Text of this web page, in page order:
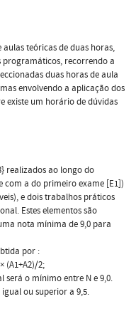
teóricas de duas horas,
programáticos, recorrendo a
duas horas de aula
envolvendo a aplicação dos
existe um horário de dúvidas
realizados ao longo do
com a do primeiro exame [E1])
e dois trabalhos práticos
Estes elementos são
nota mínima de 9,0 para
por :
(A1+A2)/2;
o mínimo entre N e 9,0.
ou superior a 9,5.